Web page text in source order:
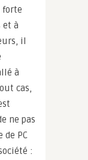
forte
et à
il
à
cas,
ne pas
de PC
: